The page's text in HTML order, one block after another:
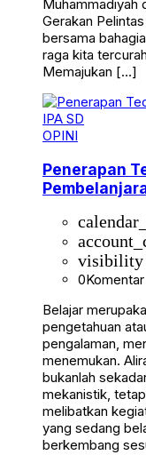
Muhammadiyah
Gerakan
bersama
raga kita
Memajukan […]
OPINI
Penerapan
visibility
0Komentar
Belajar
pengetahuan
pengalaman,
menemukan.
bukanlah
mekanistik,
melibatkan
yang sedang
berkembang